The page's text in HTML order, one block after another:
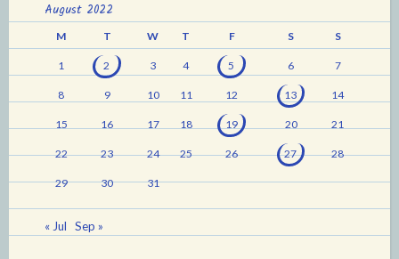
August 2022
M T W T F S S
1 2 3 4 5 6 7
8 9 10 11 12 13 14
15 16 17 18 19 20 21
22 23 24 25 26 27 28
29 30 31
« Jul Sep »